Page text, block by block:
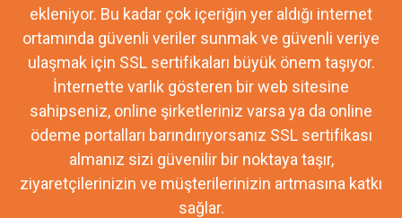
ekleniyor. Bu kadar çok içeriğin yer aldığı internet
ortamında güvenli veriler sunmak ve güvenli veriye
ulaşmak için SSL sertifikaları büyük önem taşıyor.
İnternette varlık gösteren bir web sitesine
sahipseniz, online şirketleriniz varsa ya da online
ödeme portalları barındırıyorsanız SSL sertifikası
almanız sizi güvenilir bir noktaya taşır,
ziyaretçilerinizin ve müşterilerinizin artmasına katkı
sağlar.